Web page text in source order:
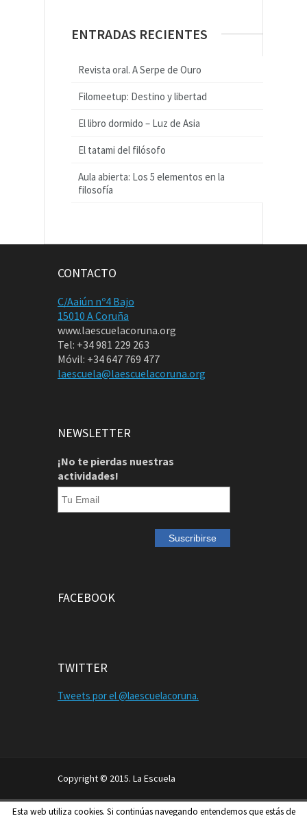
ENTRADAS RECIENTES
Revista oral. A Serpe de Ouro
Filomeetup: Destino y libertad
El libro dormido – Luz de Asia
El tatami del filósofo
Aula abierta: Los 5 elementos en la
filosofía
CONTACTO
C/Aaiún nº4 Bajo
15010 A Coruña
www.laescuelacoruna.org
Tel: +34 981 229 263
Móvil: +34 647 769 477
laescuela@laescuelacoruna.org
NEWSLETTER
¡No te pierdas nuestras
actividades!
FACEBOOK
TWITTER
Tweets por el @laescuelacoruna.
Copyright © 2015. La Escuela
Aviso Legal
Política de Privacidad
Esta web utiliza cookies. Si continúas navegando entendemos que estás de